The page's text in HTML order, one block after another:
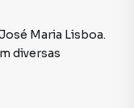
Maria Lisboa.
diversas